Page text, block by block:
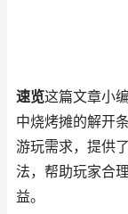
速览这篇文章小
中烧烤摊的解开
游玩需求，提供
法，帮助玩家合
益。